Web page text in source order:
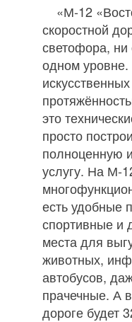
«М‐12
скоростной
светофора, ни
одном
это
просто
полноценную
услугу. На
есть удобные
спортивные и
места для
животных,
автобусов,
прачечные. А
дороге будет